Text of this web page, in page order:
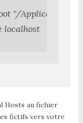
"/
    ServerName localhost
Hosts au fichier
fictifs vers votre